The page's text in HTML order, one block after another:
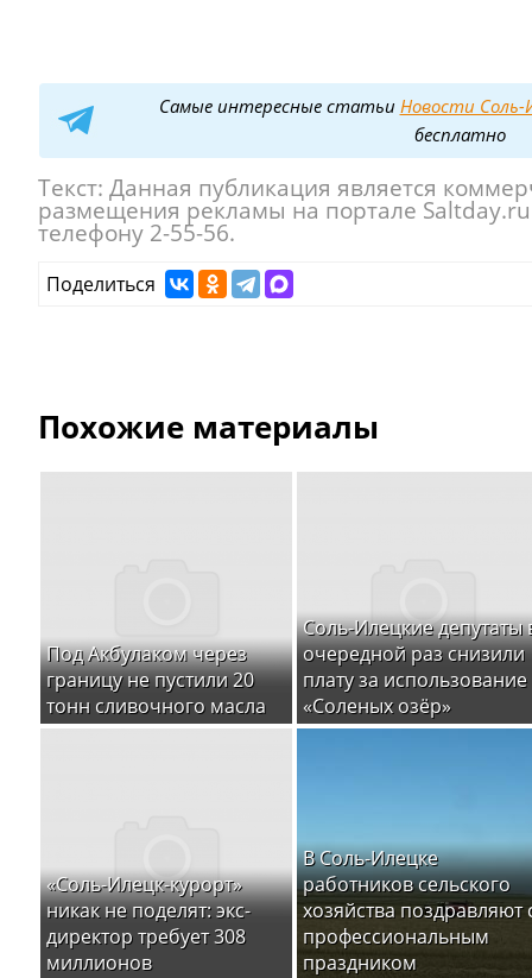
Самые интересные статьи Новости Соль-
бесплатно
Текст: Данная публикация является
размещения рекламы на портале
телефону 2-55-56.
Поделиться
Похожие материалы
Под Акбулаком через
границу не пустили 20
тонн сливочного масла
Соль-Илецкие депутаты
очередной раз снизили
плату за использование
«Соленых озёр»
«Соль-Илецк-курорт»
никак не поделят: экс-
директор требует 308
миллионов
В Соль-Илецке
работников сельского
хозяйства поздравляют
профессиональным
праздником